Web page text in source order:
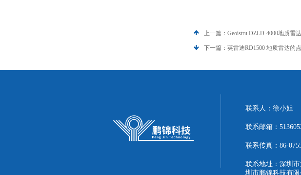
上一篇： Geoistru DZLD-4000地质雷达
下一篇： 英雷迪RD1500 地质雷达的
联系人：徐小姐
联系邮箱：
联系传真：86-
联系地址：深圳
圳市鹏锦科技有限